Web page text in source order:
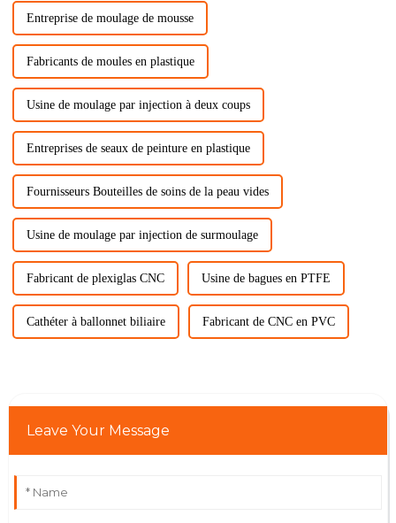
Entreprise de moulage de mousse
Fabricants de moules en plastique
Usine de moulage par injection à deux coups
Entreprises de seaux de peinture en plastique
Fournisseurs Bouteilles de soins de la peau vides
Usine de moulage par injection de surmoulage
Fabricant de plexiglas CNC Usine de bagues en PTFE
Cathéter à ballonnet biliaire Fabricant de CNC en PVC
Leave Your Message